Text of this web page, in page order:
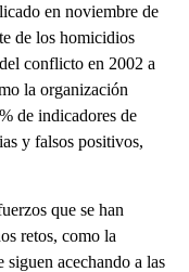
en noviembre de
de los homicidios
conflicto en 2002 a
la organización
de indicadores de
y falsos positivos,
que se han
retos, como la
acechando a las